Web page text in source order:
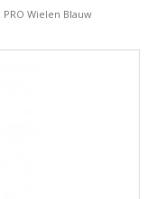
PRO Wielen Blauw